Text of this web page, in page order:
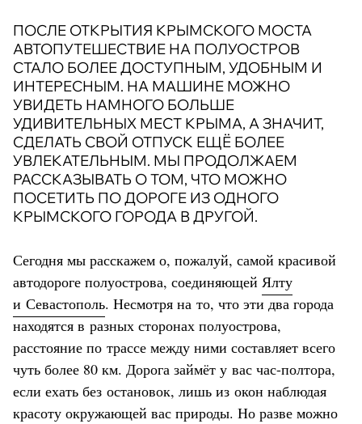
ПОСЛЕ ОТКРЫТИЯ КРЫМСКОГО МОСТА
АВТОПУТЕШЕСТВИЕ НА ПОЛУОСТРОВ
СТАЛО БОЛЕЕ ДОСТУПНЫМ, УДОБНЫМ И
ИНТЕРЕСНЫМ. НА МАШИНЕ МОЖНО
УВИДЕТЬ НАМНОГО БОЛЬШЕ
УДИВИТЕЛЬНЫХ МЕСТ КРЫМА, А ЗНАЧИТ,
СДЕЛАТЬ СВОЙ ОТПУСК ЕЩЁ БОЛЕЕ
УВЛЕКАТЕЛЬНЫМ. МЫ ПРОДОЛЖАЕМ
РАССКАЗЫВАТЬ О ТОМ, ЧТО МОЖНО
ПОСЕТИТЬ ПО ДОРОГЕ ИЗ ОДНОГО
КРЫМСКОГО ГОРОДА В ДРУГОЙ.
Сегодня мы расскажем о, пожалуй, самой красивой
автодороге полуострова, соединяющей Ялту
и Севастополь. Несмотря на то, что эти два города
находятся в разных сторонах полуострова,
расстояние по трассе между ними составляет всего
чуть более 80 км. Дорога займёт у вас час-полтора,
если ехать без остановок, лишь из окон наблюдая
красоту окружающей вас природы. Но разве можно